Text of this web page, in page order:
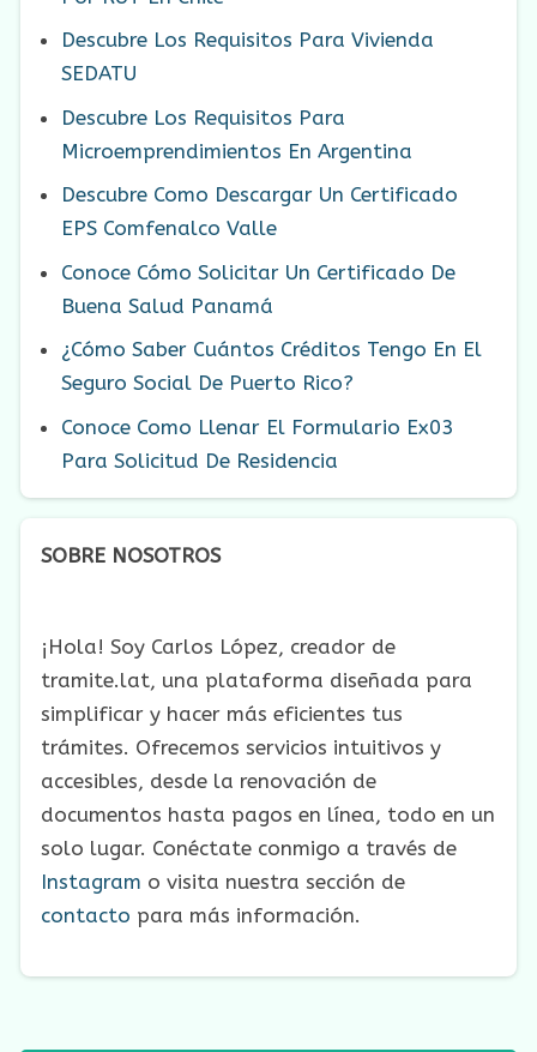
Descubre Los Requisitos Para Vivienda
SEDATU
Descubre Los Requisitos Para
Microemprendimientos En Argentina
Descubre Como Descargar Un Certificado
EPS Comfenalco Valle
Conoce Cómo Solicitar Un Certificado De
Buena Salud Panamá
¿Cómo Saber Cuántos Créditos Tengo En El
Seguro Social De Puerto Rico?
Conoce Como Llenar El Formulario Ex03
Para Solicitud De Residencia
SOBRE NOSOTROS
¡Hola! Soy Carlos López, creador de
tramite.lat, una plataforma diseñada para
simplificar y hacer más eficientes tus
trámites. Ofrecemos servicios intuitivos y
accesibles, desde la renovación de
documentos hasta pagos en línea, todo en un
solo lugar. Conéctate conmigo a través de
Instagram o visita nuestra sección de
contacto para más información.